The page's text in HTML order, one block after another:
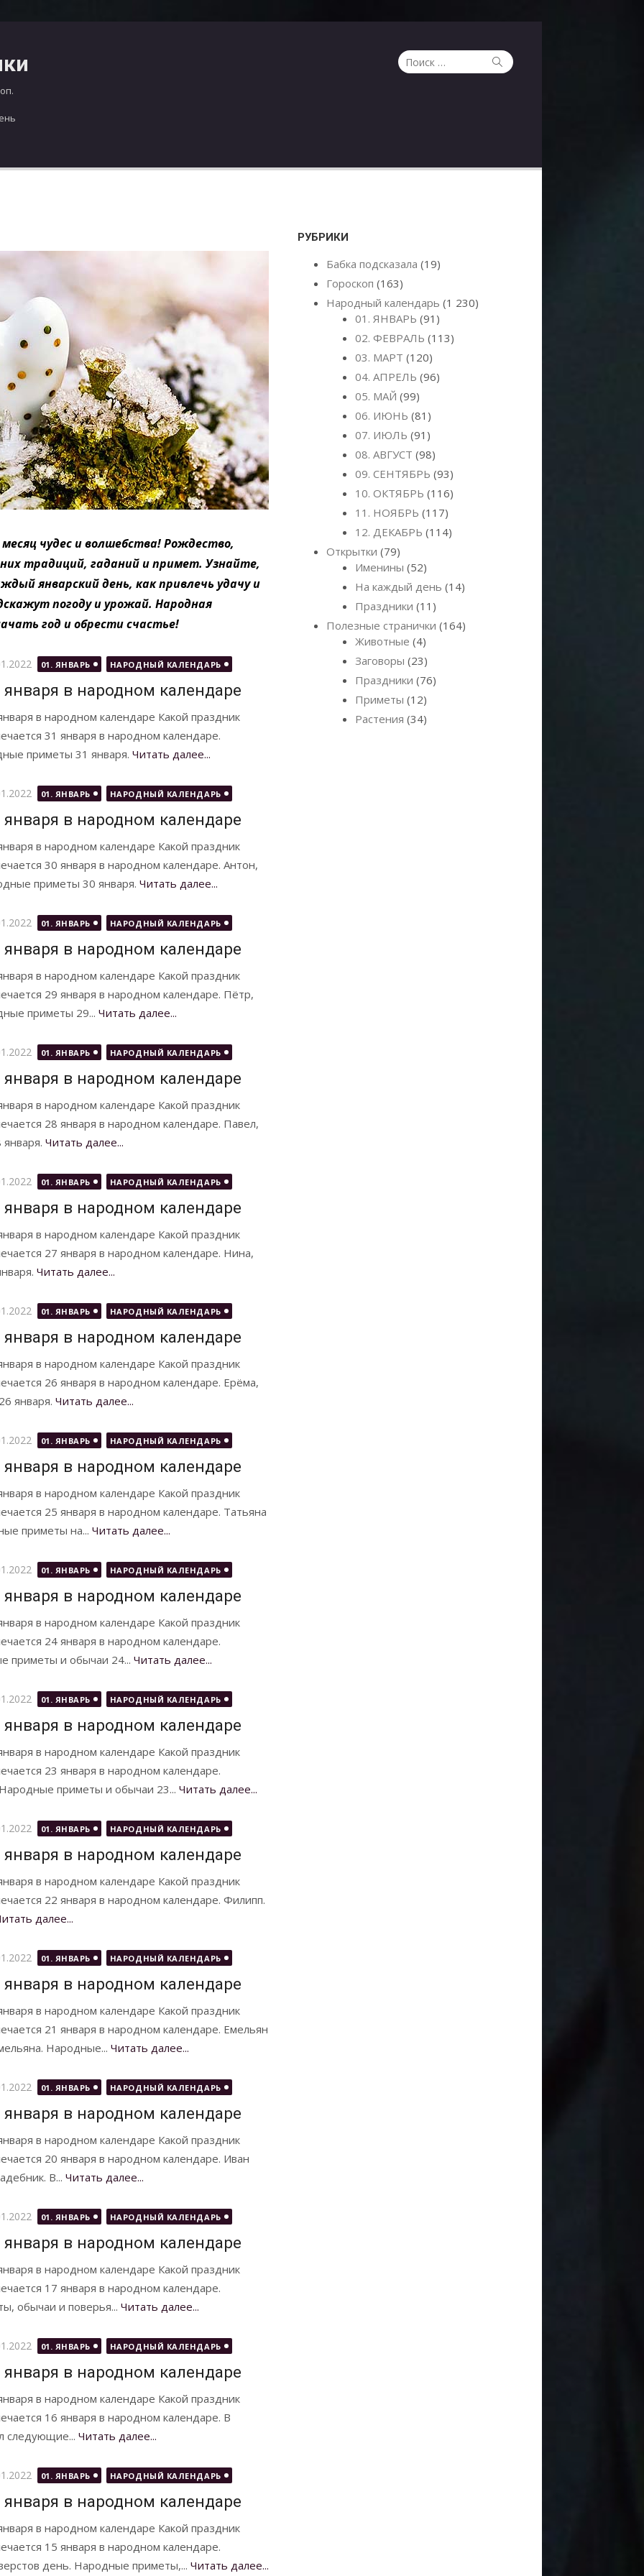
Поиск
по:
Поиск
чудес и волшебства! Рождество,
традиций, гаданий и примет. Узнайте,
январский день, как привлечь удачу и
погоду и урожай. Народная
год и обрести счастье!
01. ЯНВАРЬ НАРОДНЫЙ КАЛЕНДАРЬ
января в народном календаре
в народном календаре Какой праздник
31 января в народном календаре.
приметы 31 января. Читать далее...
01. ЯНВАРЬ НАРОДНЫЙ КАЛЕНДАРЬ
января в народном календаре
в народном календаре Какой праздник
30 января в народном календаре. Антон,
приметы 30 января. Читать далее...
01. ЯНВАРЬ НАРОДНЫЙ КАЛЕНДАРЬ
января в народном календаре
в народном календаре Какой праздник
29 января в народном календаре. Пётр,
приметы 29... Читать далее...
01. ЯНВАРЬ НАРОДНЫЙ КАЛЕНДАРЬ
января в народном календаре
в народном календаре Какой праздник
28 января в народном календаре. Павел,
Читать далее...
01. ЯНВАРЬ НАРОДНЫЙ КАЛЕНДАРЬ
января в народном календаре
в народном календаре Какой праздник
27 января в народном календаре. Нина,
Читать далее...
01. ЯНВАРЬ НАРОДНЫЙ КАЛЕНДАРЬ
января в народном календаре
в народном календаре Какой праздник
26 января в народном календаре. Ерёма,
января. Читать далее...
01. ЯНВАРЬ НАРОДНЫЙ КАЛЕНДАРЬ
января в народном календаре
в народном календаре Какой праздник
25 января в народном календаре. Татьяна
приметы на... Читать далее...
01. ЯНВАРЬ НАРОДНЫЙ КАЛЕНДАРЬ
января в народном календаре
в народном календаре Какой праздник
24 января в народном календаре.
приметы и обычаи 24... Читать далее...
01. ЯНВАРЬ НАРОДНЫЙ КАЛЕНДАРЬ
января в народном календаре
в народном календаре Какой праздник
23 января в народном календаре.
приметы и обычаи 23... Читать далее...
01. ЯНВАРЬ НАРОДНЫЙ КАЛЕНДАРЬ
января в народном календаре
в народном календаре Какой праздник
22 января в народном календаре. Филипп.
далее...
01. ЯНВАРЬ НАРОДНЫЙ КАЛЕНДАРЬ
января в народном календаре
в народном календаре Какой праздник
21 января в народном календаре. Емельян
Народные... Читать далее...
01. ЯНВАРЬ НАРОДНЫЙ КАЛЕНДАРЬ
января в народном календаре
в народном календаре Какой праздник
20 января в народном календаре. Иван
В... Читать далее...
01. ЯНВАРЬ НАРОДНЫЙ КАЛЕНДАРЬ
января в народном календаре
в народном календаре Какой праздник
17 января в народном календаре.
обычаи и поверья... Читать далее...
01. ЯНВАРЬ НАРОДНЫЙ КАЛЕНДАРЬ
января в народном календаре
в народном календаре Какой праздник
16 января в народном календаре. В
следующие... Читать далее...
01. ЯНВАРЬ НАРОДНЫЙ КАЛЕНДАРЬ
января в народном календаре
в народном календаре Какой праздник
15 января в народном календаре.
день. Народные приметы,... Читать далее...
РУБРИКИ
Бабка подсказала (19)
Гороскоп (163)
Народный календарь (1 230)
01. ЯНВАРЬ (91)
02. ФЕВРАЛЬ (113)
03. МАРТ (120)
04. АПРЕЛЬ (96)
05. МАЙ (99)
06. ИЮНЬ (81)
07. ИЮЛЬ (91)
08. АВГУСТ (98)
09. СЕНТЯБРЬ (93)
10. ОКТЯБРЬ (116)
11. НОЯБРЬ (117)
12. ДЕКАБРЬ (114)
Открытки (79)
Именины (52)
На каждый день (14)
Праздники (11)
Полезные странички (164)
Животные (4)
Заговоры (23)
Праздники (76)
Приметы (12)
Растения (34)